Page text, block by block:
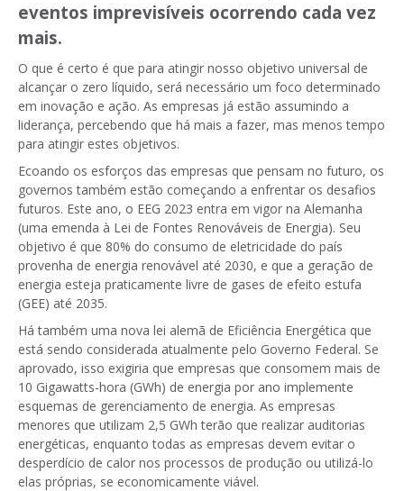
eventos imprevisíveis ocorrendo cada vez
mais.
O que é certo é que para atingir nosso objetivo universal de
alcançar o zero líquido, será necessário um foco determinado
em inovação e ação. As empresas já estão assumindo a
liderança, percebendo que há mais a fazer, mas menos tempo
para atingir estes objetivos.
Ecoando os esforços das empresas que pensam no futuro, os
governos também estão começando a enfrentar os desafios
futuros. Este ano, o EEG 2023 entra em vigor na Alemanha
(uma emenda à Lei de Fontes Renováveis de Energia). Seu
objetivo é que 80% do consumo de eletricidade do país
provenha de energia renovável até 2030, e que a geração de
energia esteja praticamente livre de gases de efeito estufa
(GEE) até 2035.
Há também uma nova lei alemã de Eficiência Energética que
está sendo considerada atualmente pelo Governo Federal. Se
aprovado, isso exigiria que empresas que consomem mais de
10 Gigawatts-hora (GWh) de energia por ano implemente
esquemas de gerenciamento de energia. As empresas
menores que utilizam 2,5 GWh terão que realizar auditorias
energéticas, enquanto todas as empresas devem evitar o
desperdício de calor nos processos de produção ou utilizá-lo
elas próprias, se economicamente viável.